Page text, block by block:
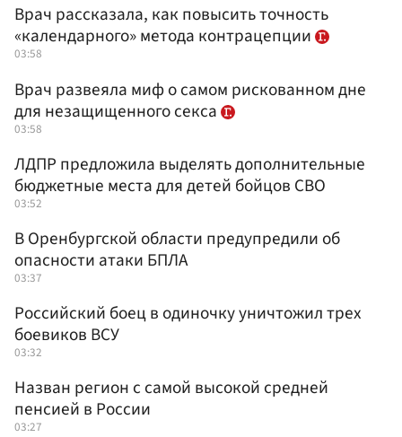
Врач рассказала, как повысить точность
«календарного» метода контрацепции
03:58
Врач развеяла миф о самом рискованном дне
для незащищенного секса
03:58
ЛДПР предложила выделять дополнительные
бюджетные места для детей бойцов СВО
03:52
В Оренбургской области предупредили об
опасности атаки БПЛА
03:37
Российский боец в одиночку уничтожил трех
боевиков ВСУ
03:32
Назван регион с самой высокой средней
пенсией в России
03:27